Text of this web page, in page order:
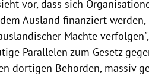
vor, dass sich
Ausland finanziert
Mächte
Parallelen zum Gesetz
dortigen Behörden, massiv